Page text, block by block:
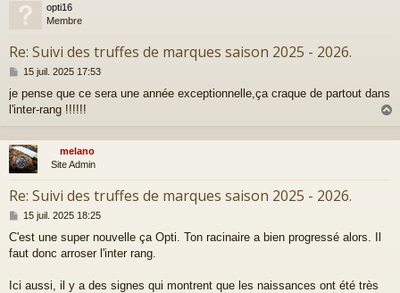
opti16
Membre
Re: Suivi des truffes de marques saison 2025 - 2026.
M
s
s
e
15 juil. 2025 17:53
je pense que ce sera une année exceptionnelle,ça craque de partout dans
l'inter-rang !!!!!!
u
melano
Site Admin
Re: Suivi des truffes de marques saison 2025 - 2026.
M
s
s
g
15 juil. 2025 18:25
C'est une super nouvelle ça Opti. Ton racinaire a bien progressé alors. Il
faut donc arroser l'inter rang.
Ici aussi, il y a des signes qui montrent que les naissances ont été très